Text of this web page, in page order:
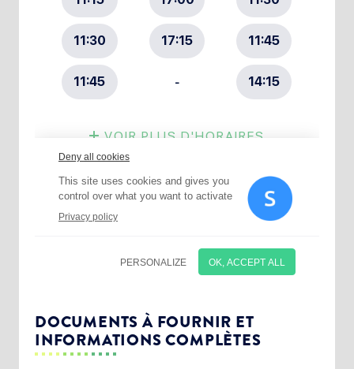
DOCUMENTS À FOURNIR ET
INFORMATIONS COMPLÈTES
Choisissez votre abonnement :
Newsletter Culture
Newsletter Sport et Vie associative